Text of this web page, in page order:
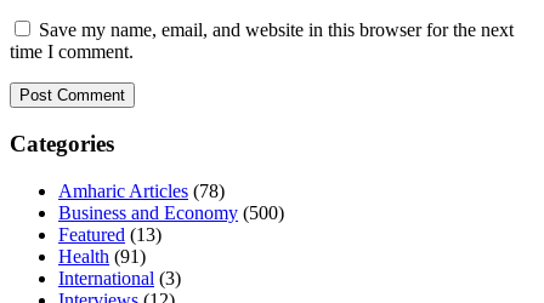
Save my name, email, and website in this browser for the next
time I comment.
Categories
Amharic Articles (78)
Business and Economy (500)
Featured (13)
Health (91)
International (3)